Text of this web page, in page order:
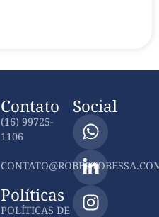
Contato
(16) 99725-
1106
Políticas
POLÍTICAS DE
Social